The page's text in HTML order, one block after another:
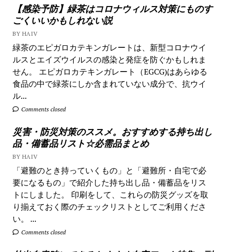
【感染予防】緑茶はコロナウィルス対策にものす
ごくいいかもしれない説
BY HAIV
緑茶のエピガロカテキンガレートは、新型コロナウイ
ルスとエイズウイルスの感染と発症を防ぐかもしれま
せん。 エピガロカテキンガレート（EGCG)はあらゆる
食品の中で緑茶にしか含まれていない成分で、抗ウイ
ル...
Comments closed
災害・防災対策のススメ。おすすめする持ち出し
品・備蓄品リスト☆必需品まとめ
BY HAIV
「避難のとき持っていくもの」と「避難所・自宅で必
要になるもの」で紹介した持ち出し品・備蓄品をリス
トにしました。 印刷をして、これらの防災グッズを取
り揃えておく際のチェックリストとしてご利用くださ
い。 ...
Comments closed